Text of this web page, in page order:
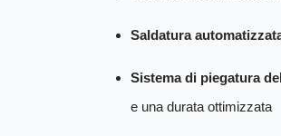
Saldatura
Sistema di piegatura
e una durata ottimizzata